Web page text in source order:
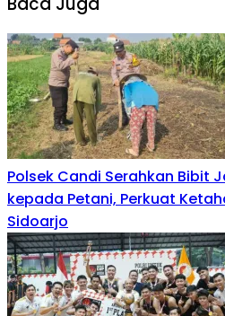
Polsek Candi Serahkan Bibit
kepada Petani, Perkuat
Sidoarjo